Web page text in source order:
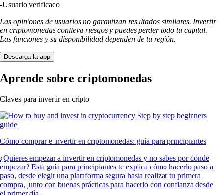
-Usuario verificado
Las opiniones de usuarios no garantizan resultados similares. Invertir
en criptomonedas conlleva riesgos y puedes perder todo tu capital.
Las funciones y su disponibilidad dependen de tu región.
Descarga la app
Aprende sobre criptomonedas
Claves para invertir en cripto
Cómo comprar e invertir en criptomonedas: guía para principiantes
¿Quieres empezar a invertir en criptomonedas y no sabes por dónde
empezar? Esta guía para principiantes te explica cómo hacerlo paso a
paso, desde elegir una plataforma segura hasta realizar tu primera
compra, junto con buenas prácticas para hacerlo con confianza desde
el primer día.